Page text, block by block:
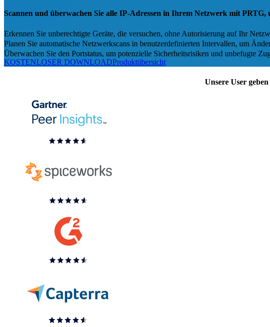
Scannen und überwachen Sie alle IP-Adressen in Ihrem Netzwerk mit
Erkennen Sie unberechtigte Geräte, die versuchen, ohne Autorisierung auf Ihr
Planen Sie automatische Netzwerkscans in benutzerdefinierten Intervallen, um
Überwachen Sie den Portstatus, um potenzielle Sicherheitsrisiken und unbefugte
KOSTENLOSER DOWNLOADProduktübersicht
Unsere User